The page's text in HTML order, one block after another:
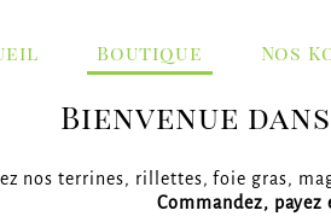
Boutique Nos
Bienvenue
nos terrines, rillettes, foie gras,
Commandez,